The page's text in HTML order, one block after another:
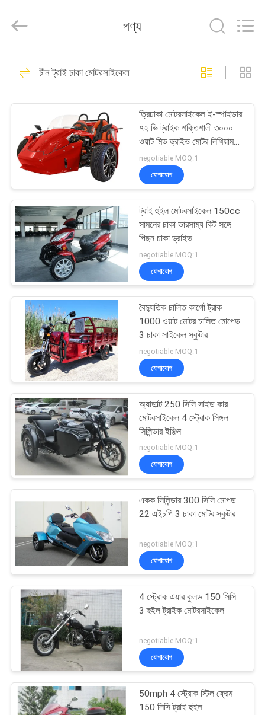
পণ্য
আমাদের
সম্পর্কে
কারখানা
ভ্রমণ
মান
নিয়ন্ত্রণ
যোগাযোগ
করুন
উদ্ধৃতির
জন্য
আবেদন
সাইট
ম্যাপ
গোপনীয়তা
নীতি
Vehicle
Co.,Ltd.
Reserved.
চার চাকা এটিভি
32
এটিভি চতুর্ভুজ বাইক
27
ইউটিলিটি যানবাহন এটিভি
58
যুবা রেসিং এটিভি
যান কার্ট Buggy
183
98
পণ্য
চীন ট্রাই চাকা মোটরসাইকেল
ত্রিচাকা মোটরসাইকেল ই-স্পাইডার
৭২ ভি ট্রাইক শক্তিশালী ৩০০০
ওয়াট মিড ড্রাইভ মোটর লিথিয়াম
ব্যাটারি সহ
negotiable MOQ:1
যোগাযোগ
ট্রাই হুইল মোটরসাইকেল 150cc
সামনের চাকা ভারসাম্য কিট সঙ্গে
পিছন চাকা ড্রাইভ
negotiable MOQ:1
যোগাযোগ
বৈদ্যুতিক চালিত কার্গো ট্রাক
1000 ওয়াট মোটর চালিত মোপেড
3 চাকা সাইকেল স্কুটার
negotiable MOQ:1
যোগাযোগ
অ্যাডাল্ট 250 সিসি সাইড কার
মোটরসাইকেল 4 স্ট্রোক সিঙ্গল
সিলিন্ডার ইঞ্জিন
negotiable MOQ:1
যোগাযোগ
একক সিলিন্ডার 300 সিসি মোপড
22 এইচপি 3 চাকা মোটর স্কুটার
negotiable MOQ:1
যোগাযোগ
4 স্ট্রোক এয়ার কুলড 150 সিসি
3 হুইল ট্রাইক মোটরসাইকেল
negotiable MOQ:1
যোগাযোগ
50mph 4 স্ট্রোক স্টিল ফ্রেম
150 সিসি ট্রাই হুইল